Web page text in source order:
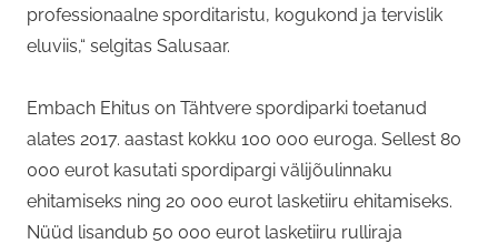
professionaalne sporditaristu, kogukond ja tervislik
eluviis,“ selgitas Salusaar.
Embach Ehitus on Tähtvere spordiparki toetanud
alates 2017. aastast kokku 100 000 euroga. Sellest 80
000 eurot kasutati spordipargi välijõulinnaku
ehitamiseks ning 20 000 eurot lasketiiru ehitamiseks.
Nüüd lisandub 50 000 eurot lasketiiru rulliraja